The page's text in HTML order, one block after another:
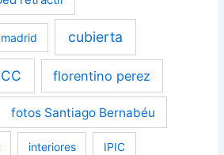
cubierta
florentino perez
fotos Santiago Bernabéu
interiores IPIC